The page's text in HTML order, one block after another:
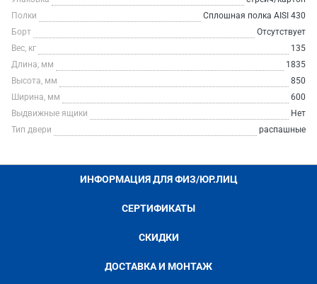
Полки
Сплошная полка AISI 430
Борт
Отсутствует
Вес, кг
135
Длина, мм
1835
Высота, мм
850
Ширина, мм
600
Выдвижные ящики
Нет
Тип двери
распашные
ИНФОРМАЦИЯ ДЛЯ ФИЗ/ЮР.ЛИЦ
СЕРТИФИКАТЫ
СКИДКИ
ДОСТАВКА И МОНТАЖ